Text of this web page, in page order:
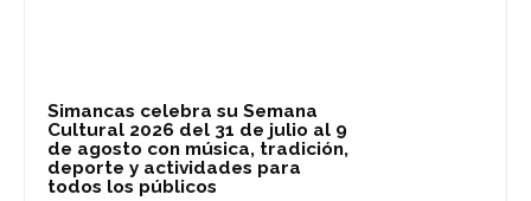
Simancas celebra su Semana
Cultural 2026 del 31 de julio al 9
de agosto con música, tradición,
deporte y actividades para
todos los públicos